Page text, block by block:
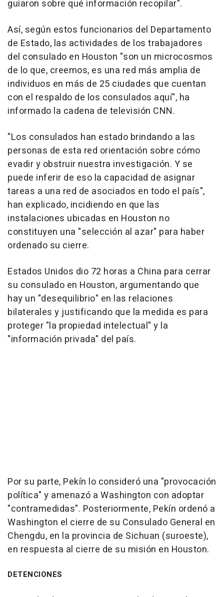
guiaron sobre qué información recopilar".
Así, según estos funcionarios del Departamento
de Estado, las actividades de los trabajadores
del consulado en Houston "son un microcosmos
de lo que, creemos, es una red más amplia de
individuos en más de 25 ciudades que cuentan
con el respaldo de los consulados aquí", ha
informado la cadena de televisión CNN.
"Los consulados han estado brindando a las
personas de esta red orientación sobre cómo
evadir y obstruir nuestra investigación. Y se
puede inferir de eso la capacidad de asignar
tareas a una red de asociados en todo el país",
han explicado, incidiendo en que las
instalaciones ubicadas en Houston no
constituyen una "selección al azar" para haber
ordenado su cierre.
Estados Unidos dio 72 horas a China para cerrar
su consulado en Houston, argumentando que
hay un "desequilibrio" en las relaciones
bilaterales y justificando que la medida es para
proteger "la propiedad intelectual" y la
"información privada" del país.
Por su parte, Pekín lo consideró una "provocación
política" y amenazó a Washington con adoptar
"contramedidas". Posteriormente, Pekín ordenó a
Washington el cierre de su Consulado General en
Chengdu, en la provincia de Sichuan (suroeste),
en respuesta al cierre de su misión en Houston.
DETENCIONES